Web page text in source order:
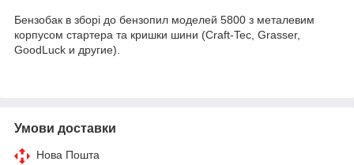
Бензобак в зборі до бензопил моделей 5800 з металевим
корпусом стартера та кришки шини (Craft-Tec, Grasser,
GoodLuck и другие).
Умови доставки
Нова Пошта